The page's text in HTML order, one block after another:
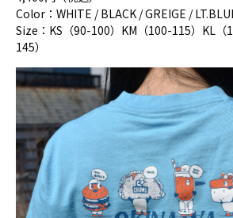
Color：WHITE / BLACK / GREIGE /
Size：KS（90-100）KM（100-115）KL（
145）